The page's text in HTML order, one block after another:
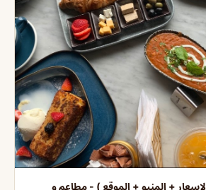
+ المنيو + الموقع ) - مطاعم و